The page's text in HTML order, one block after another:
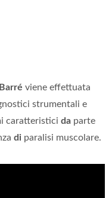
Barré viene effettuata
strumentali e
caratteristici da parte
di paralisi muscolare.